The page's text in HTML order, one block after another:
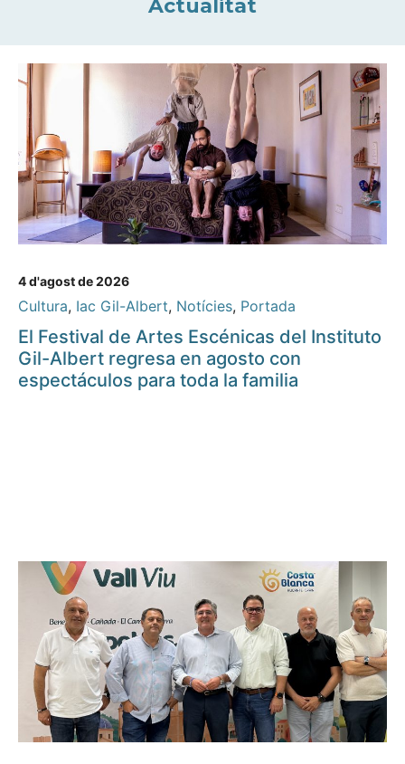
Actualitat
4 d'agost de 2026
Cultura, Iac Gil-Albert, Notícies, Portada
El Festival de Artes Escénicas del Instituto
Gil-Albert regresa en agosto con
espectáculos para toda la familia